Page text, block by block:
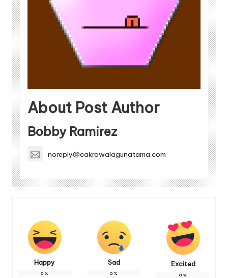
About Post Author
Bobby Ramirez
noreply@cakrawalagunatama.com
Happy
0%
Sad
0%
Excited
0%